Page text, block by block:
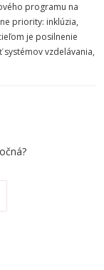
programu na
priority: inklúzia,
je posilnenie
vzdelávania,